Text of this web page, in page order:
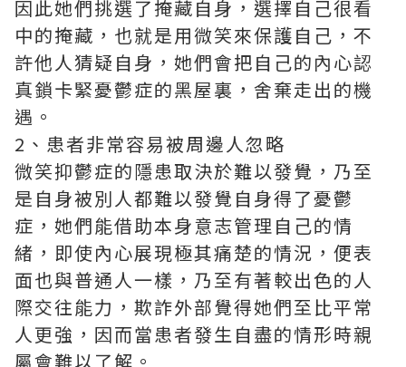
因此她們挑選了掩藏自身，選擇自己很看
中的掩藏，也就是用微笑來保護自己，不
許他人猜疑自身，她們會把自己的內心認
真鎖卡緊憂鬱症的黑屋裏，舍棄走出的機
遇。
2、患者非常容易被周邊人忽略
微笑抑鬱症的隱患取決於難以發覺，乃至
是自身被別人都難以發覺自身得了憂鬱
症，她們能借助本身意志管理自己的情
緒，即使內心展現極其痛楚的情況，便表
面也與普通人一樣，乃至有著較出色的人
際交往能力，欺詐外部覺得她們至比平常
人更強，因而當患者發生自盡的情形時親
屬會難以了解。